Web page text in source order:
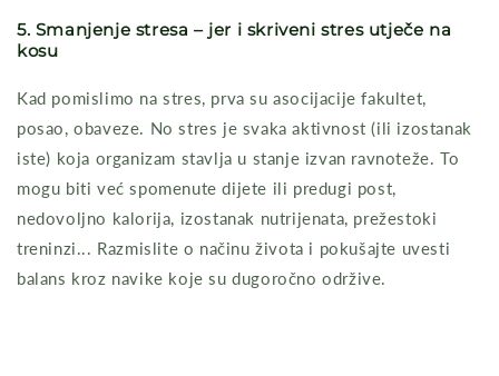
5. Smanjenje stresa – jer i skriveni stres utječe na
kosu
Kad pomislimo na stres, prva su asocijacije fakultet,
posao, obaveze. No stres je svaka aktivnost (ili izostanak
iste) koja organizam stavlja u stanje izvan ravnoteže. To
mogu biti već spomenute dijete ili predugi post,
nedovoljno kalorija, izostanak nutrijenata, prežestoki
treninzi... Razmislite o načinu života i pokušajte uvesti
balans kroz navike koje su dugoročno održive.